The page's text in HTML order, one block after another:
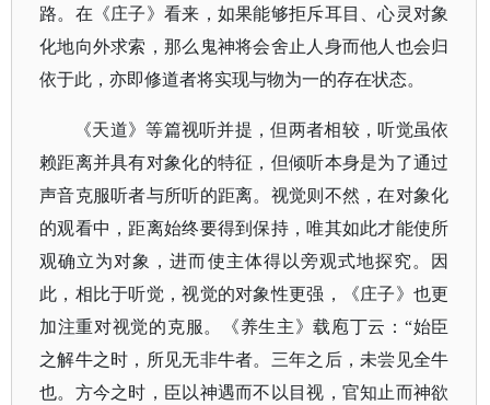
路。在《庄子》看来，如果能够拒斥耳目、心灵对象
化地向外求索，那么鬼神将会舍止人身而他人也会归
依于此，亦即修道者将实现与物为一的存在状态。
《天道》等篇视听并提，但两者相较，听觉虽依
赖距离并具有对象化的特征，但倾听本身是为了通过
声音克服听者与所听的距离。视觉则不然，在对象化
的观看中，距离始终要得到保持，唯其如此才能使所
观确立为对象，进而使主体得以旁观式地探究。因
此，相比于听觉，视觉的对象性更强，《庄子》也更
加注重对视觉的克服。《养生主》载庖丁云： “始臣
之解牛之时，所见无非牛者。三年之后，未尝见全牛
也。方今之时，臣以神遇而不以目视，官知止而神欲